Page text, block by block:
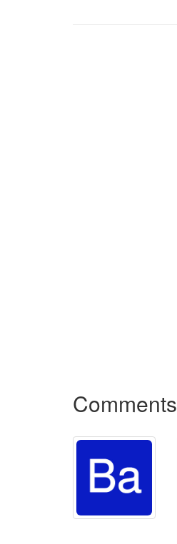
Comments